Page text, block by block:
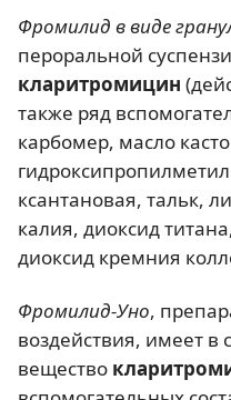
Фромилид в виде
пероральной
кларитромицин
также ряд
карбомер, масло
ксантановая, тальк,
калия, диоксид
диоксид кремния
Фромилид-Уно,
воздействия, имеет в
вещество